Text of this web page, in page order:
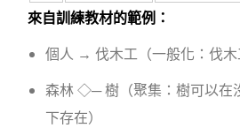
來自訓練教材的範例：
個人 →伐木工 （一般化：伐
森林◇─樹 （聚集：樹可以
下存在）